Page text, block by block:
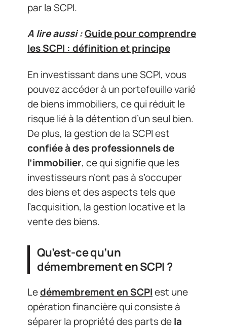
par la SCPI.
A lire aussi :Guide pour comprendre
les SCPI : définition et principe
En investissant dans une SCPI, vous
pouvez accéder à un portefeuille varié
de biens immobiliers, ce qui réduit le
risque lié à la détention d’un seul bien.
De plus, la gestion de la SCPI est
confiée à des professionnels de
l’immobilier, ce qui signifie que les
investisseurs n’ont pas à s’occuper
des biens et des aspects tels que
l’acquisition, la gestion locative et la
vente des biens.
Qu’est-ce qu’un
démembrement en SCPI ?
Ledémembrement en SCPIest une
opération financière qui consiste à
séparer la propriété des parts dela